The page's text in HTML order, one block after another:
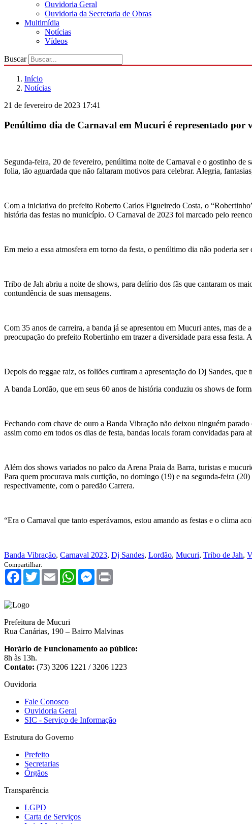
Ouvidoria Geral
Ouvidoria da Secretaria de Obras
Multimídia
Notícias
Vídeos
Buscar
Início
Notícias
21 de fevereiro de 2023 17:41
Penúltimo dia de Carnaval em Mucuri é representado por
Segunda-feira, 20 de fevereiro, penúltima noite de Carnaval e o gostinho de
folia, tão aguardada que não faltaram motivos para celebrar. Alegria,
Com a iniciativa do prefeito Roberto Carlos Figueiredo Costa, o
história das festas no município. O Carnaval de 2023 foi marcado pelo
Em meio a essa atmosfera em torno da festa, o penúltimo dia não poderia
Tribo de Jah abriu a noite de shows, para delírio dos fãs que cantaram os
contundência de suas mensagens.
Com 35 anos de carreira, a banda já se apresentou em Mucuri antes, mas
preocupação do prefeito Robertinho em trazer a diversidade para essa
Depois do reggae raiz, os foliões curtiram a apresentação do Dj Sandes,
A banda Lordão, que em seus 60 anos de história conduziu os shows de
Fechando com chave de ouro a Banda Vibração não deixou ninguém
assim como em todos os dias de festa, bandas locais foram convidadas
Além dos shows variados no palco da Arena Praia da Barra, turistas e
Para quem procurava mais curtição, no domingo (19) e na segunda-feira
respectivamente, com o paredão Carrera.
“Era o Carnaval que tanto esperávamos, estou amando as festas e o clima
Banda Vibração, Carnaval 2023, Dj Sandes, Lordão, Mucuri, Tribo de Jah,
Compartilhar:
Facebook
TwitterEmail WhatsAppMessenger
Prefeitura de Mucuri
Rua Canárias, 190 – Bairro Malvinas
Horário de Funcionamento ao público:
8h às 13h.
Contato: (73) 3206 1221 / 3206 1223
Ouvidoria
Fale Conosco
Ouvidoria Geral
SIC - Serviço de Informação
Estrutura do Governo
Prefeito
Secretarias
Órgãos
Transparência
LGPD
Carta de Serviços